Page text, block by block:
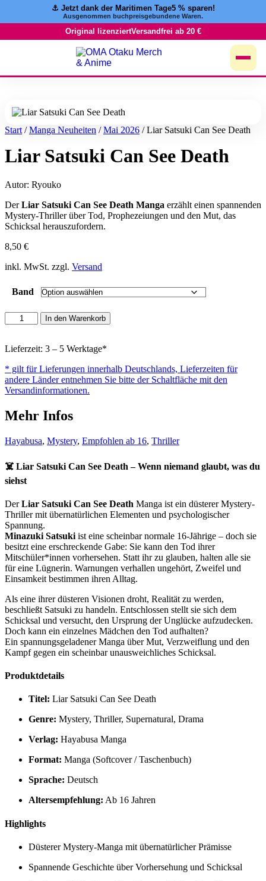
⚓️ Jetzt dank der Maritimen Tage5 % sparen!
Ausgenommen buchpreisgebundene Waren.
Original lizenziertVersandfrei ab 20 €
Start /Manga Neuheiten /Mai 2026 / Liar Satsuki Can See Death
Liar Satsuki Can See Death
Autor: Ryouko
DerLiar Satsuki Can See Death Manga erzählt einen spannenden
Mystery-Thriller über Tod, Prophezeiungen und den Mut, das
Schicksal herauszufordern.
8,50 €
inkl. MwSt. zzgl. Versand
Band
Satsuki
See
Menge
In den Warenkorb
Lieferzeit: 3 – 5 Werktage*
* gilt für Lieferungen innerhalb Deutschlands, Lieferzeiten für
andere Länder entnehmen Sie bitte der Schaltfläche mit den
Versandinformationen.
Mehr Infos
Hayabusa, Mystery, Empfohlen ab 16, Thriller
☠️ Liar Satsuki Can See Death – Wenn niemand glaubt, was du
siehst
DerLiar Satsuki Can See Death Manga ist ein düsterer Mystery-
Thriller mit übernatürlichen Elementen und psychologischer
Spannung.
Minazuki Satsuki ist eine scheinbar normale 16-Jährige – doch sie
besitzt eine erschreckende Gabe: Sie kann den Tod ihrer
Mitschüler*innen vorhersehen. Statt ihr zu glauben, halten alle sie
für eine Lügnerin. Warnungen verhallen ungehört, Zweifel und
Einsamkeit bestimmen ihren Alltag.
Als eine ihrer düsteren Visionen droht, Realität zu werden,
beschließt Satsuki zu handeln. Entschlossen stellt sie sich dem
Schicksal und versucht, den Ursprung der Unglücke aufzudecken.
Doch kann ein einzelnes Mädchen den Tod aufhalten?
Ein spannungsgeladener Manga über Mut, Verzweiflung und den
Kampf gegen ein scheinbar unausweichliches Schicksal.
Produktdetails
Titel: Liar Satsuki Can See Death
Genre: Mystery, Thriller, Supernatural, Drama
Verlag: Hayabusa Manga
Format: Manga (Softcover / Taschenbuch)
Sprache: Deutsch
Altersempfehlung: Ab 16 Jahren
Highlights
Düsterer Mystery-Manga mit übernatürlicher Prämisse
Spannende Geschichte über Vorhersehung und Schicksal